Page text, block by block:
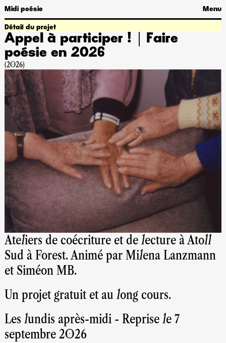
Midi poésie Menu
Détail du projet
Appel à participer !｜Faire
poésie en 2026
(2026)
Ateliers de coécriture et de lecture à Atoll
Sud à Forest. Animé par Milena Lanzmann
et Siméon MB.
Un projet gratuit et au long cours.
Les lundis après-midi - Reprise le 7
septembre 2026